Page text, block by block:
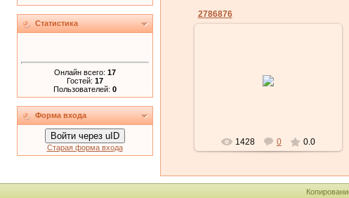
Статистика
Онлайн всего: 17
Гостей: 17
Пользователей: 0
Форма входа
Войти через uID
Старая форма входа
2786876
1428 0 0.0